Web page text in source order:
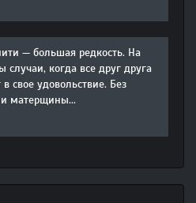
— большая редкость. На
когда все друг друга
свое удовольствие. Без
и матерщины...